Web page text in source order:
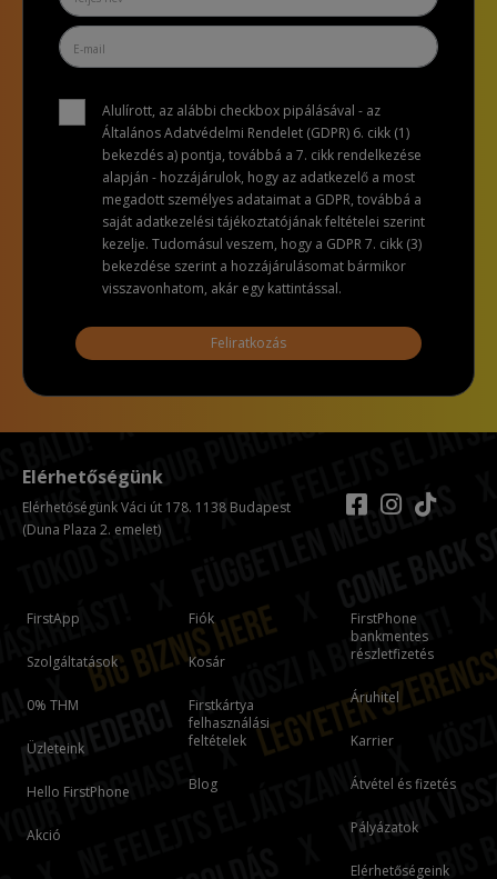
Alulírott, az alábbi checkbox pipálásával - az
Általános Adatvédelmi Rendelet (GDPR) 6. cikk (1)
bekezdés a) pontja, továbbá a 7. cikk rendelkezése
alapján - hozzájárulok, hogy az adatkezelő a most
megadott személyes adataimat a GDPR, továbbá a
saját adatkezelési tájékoztatójának feltételei szerint
kezelje. Tudomásul veszem, hogy a GDPR 7. cikk (3)
bekezdése szerint a hozzájárulásomat bármikor
visszavonhatom, akár egy kattintással.
Feliratkozás
FirstApp
Szolgáltatások
0% THM
Üzleteink
Hello FirstPhone
Akció
Fiók
Kosár
Firstkártya
felhasználási
feltételek
Blog
FirstPhone
bankmentes
részletfizetés
Áruhitel
Karrier
Átvétel és fizetés
Pályázatok
Elérhetőségeink
Elérhetőségünk
Elérhetőségünk Váci út 178. 1138 Budapest
(Duna Plaza 2. emelet)